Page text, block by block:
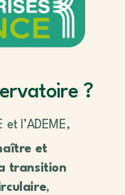
?
l’ADEME,
et
transition
,